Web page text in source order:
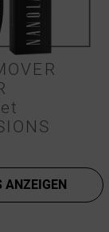
ANZEIGEN